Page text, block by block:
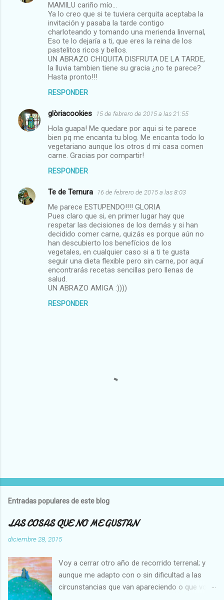
MAMILU cariño mío...
Ya lo creo que si te tuviera cerquita aceptaba la
invitación y pasaba la tarde contigo
charloteando y tomando una merienda linvernal,
Eso te lo dejaría a ti, que eres la reina de los
pastelitos ricos y bellos.
UN ABRAZO CHIQUITA DISFRUTA DE LA TARDE,
la lluvia tambien tiene su gracia ¿no te parece?
Hasta pronto!!!
RESPONDER
glòriacookies 15 de febrero de 2015 a las 21:55
Hola guapa! Me quedare por aqui si te parece
bien pq me encanta tu blog. Me encanta todo lo
vegetariano aunque los otros d mi casa comen
carne. Gracias por compartir!
RESPONDER
Te de Ternura 16 de febrero de 2015 a las 8:03
Me parece ESTUPENDO!!!! GLORIA
Pues claro que si, en primer lugar hay que
respetar las decisiones de los demás y si han
decidido comer carne, quizás es porque aún no
han descubierto los benefícios de los
vegetales, en cualquier caso si a ti te gusta
seguir una dieta flexible pero sin carne, por aquí
encontrarás recetas sencillas pero llenas de
salud.
UN ABRAZO AMIGA :))))
RESPONDER
l
c
a
r
n
c
o
m
e
Entradas populares de este blog
LAS COSAS QUE NO ME GUSTAN
diciembre 28, 2015
Voy a cerrar otro año de recorrido terrenal; y
aunque me adapto con o sin dificultad a las
circunstancias que van apareciendo o que voy